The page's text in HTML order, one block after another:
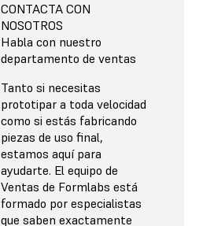
CONTACTA CON
NOSOTROS
Habla con nuestro
departamento de ventas
Tanto si necesitas
prototipar a toda velocidad
como si estás fabricando
piezas de uso final,
estamos aquí para
ayudarte. El equipo de
Ventas de Formlabs está
formado por especialistas
que saben exactamente